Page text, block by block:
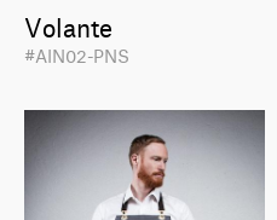
Volante
#AIN02-PNS